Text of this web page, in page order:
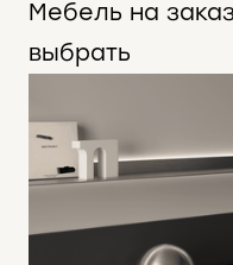
Мебель на
выбрать